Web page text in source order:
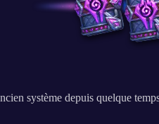
système depuis quelque